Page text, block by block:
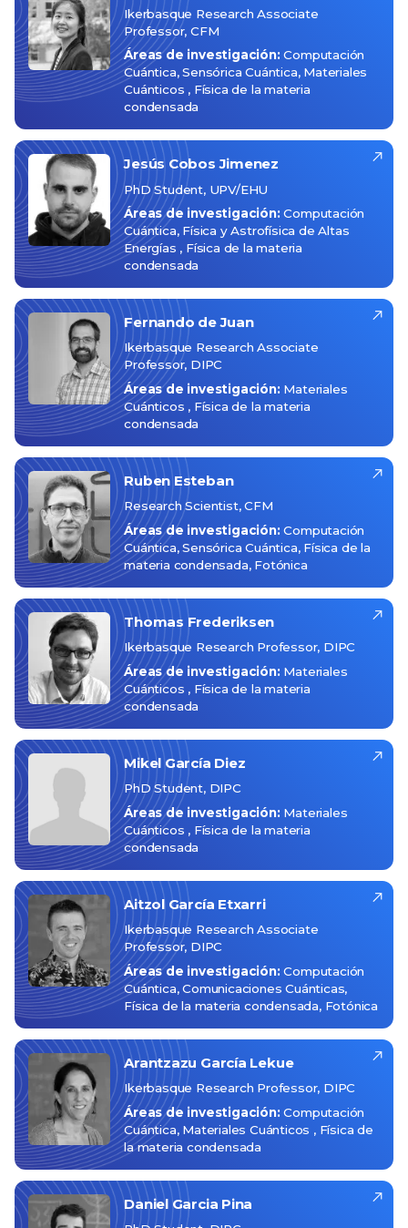
Ikerbasque Research Associate
Professor, CFM
Áreas de investigación: Computación
Cuántica Sensórica Cuántica Materiales
Cuánticos
Física de la materia
condensada
Jesús Cobos Jimenez
PhD Student, UPV/EHU
Áreas de investigación: Computación
Cuántica Física y Astrofísica de Altas
Energías
Física de la materia
condensada
Fernando de Juan
Ikerbasque Research Associate
Professor, DIPC
Áreas de investigación: Materiales
Cuánticos
Física de la materia
condensada
Ruben Esteban
Research Scientist, CFM
Áreas de investigación: Computación
Cuántica Sensórica Cuántica Física de la
materia condensada Fotónica
Thomas Frederiksen
Ikerbasque Research Professor, DIPC
Áreas de investigación: Materiales
Cuánticos
Física de la materia
condensada
Mikel García Diez
PhD Student, DIPC
Áreas de investigación: Materiales
Cuánticos
Física de la materia
condensada
Aitzol García Etxarri
Ikerbasque Research Associate
Professor, DIPC
Áreas de investigación: Computación
Cuántica Comunicaciones Cuánticas
Física de la materia condensada Fotónica
Arantzazu García Lekue
Ikerbasque Research Professor, DIPC
Áreas de investigación: Computación
Cuántica Materiales Cuánticos
Física de
la materia condensada
Daniel Garcia Pina